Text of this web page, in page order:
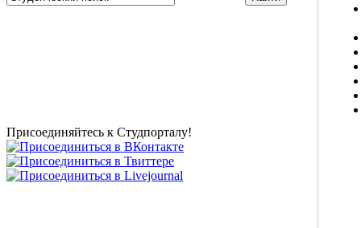
Присоединяйтесь к Студпорталу!